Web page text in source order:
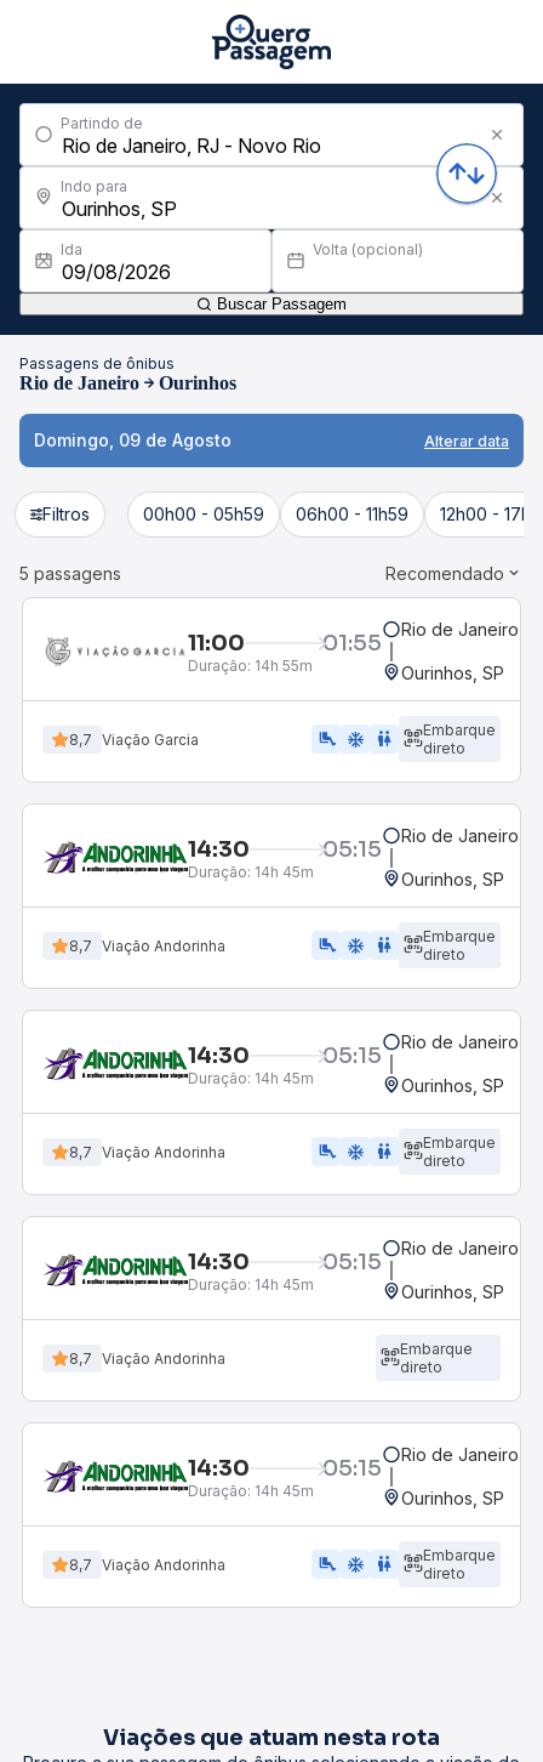
Partindo de
Indo para
Ida Volta (opcional)
Buscar Passagem
Passagens de ônibus
Rio de Janeiro Ourinhos
Domingo, 09 de Agosto Alterar data
Filtros 00h00 - 05h59 06h00 - 11h59 12h00 -
5 passagens Recomendado
11:00 01:55
Duração: 14h 55m
Rio de Janeiro,
Ourinhos, SP
8,7 Viação Garcia airline_seat_legroom_extra ac_unit WC
Embarque
direto
14:30 05:15
Duração: 14h 45m
Rio de Janeiro,
Ourinhos, SP
8,7 Viação Andorinha airline_seat_legroom_extra ac_unit WC
Embarque
direto
14:30 05:15
Duração: 14h 45m
Rio de Janeiro,
Ourinhos, SP
8,7 Viação Andorinha airline_seat_legroom_extra ac_unit wc
Embarque
direto
14:30 05:15
Duração: 14h 45m
Rio de Janeiro,
Ourinhos, SP
8,7 Viação Andorinha
Embarque
direto
14:30 05:15
Duração: 14h 45m
Rio de Janeiro,
Ourinhos, SP
8,7 Viação Andorinha airline_seat_legroom_extra ac_unit wc
Embarque
direto
Viações que atuam nesta rota